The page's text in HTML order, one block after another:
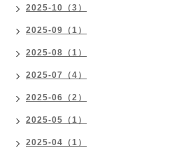
2025-10（3）
2025-09（1）
2025-08（1）
2025-07（4）
2025-06（2）
2025-05（1）
2025-04（1）